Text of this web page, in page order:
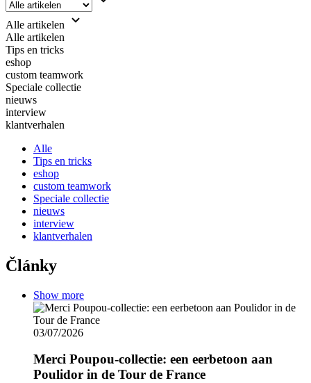
Alle artikelen
Alle artikelen
Tips en tricks
eshop
custom teamwork
Speciale collectie
nieuws
interview
klantverhalen
Alle
Tips en tricks
eshop
custom teamwork
Speciale collectie
nieuws
interview
klantverhalen
Články
Show more
03/07/2026
Merci Poupou-collectie: een eerbetoon aan
Poulidor in de Tour de France